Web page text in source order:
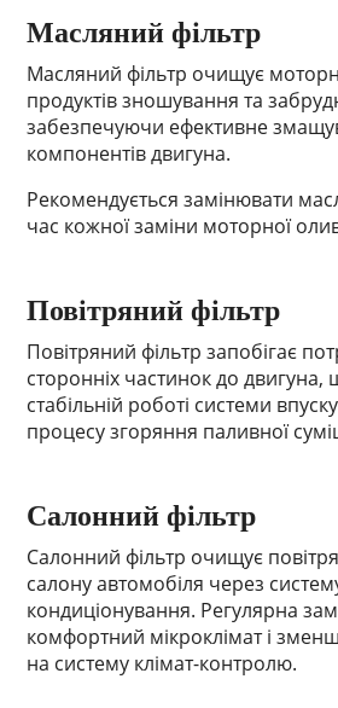
Масляний фільтр
Масляний фільтр очищує
продуктів зношування та
забезпечуючи ефективне
компонентів двигуна.
Рекомендується замінювати
час кожної заміни моторної
Повітряний фільтр
Повітряний фільтр запобігає
сторонніх частинок до двигуна,
стабільній роботі системи
процесу згоряння паливної
Салонний фільтр
Салонний фільтр очищує
салону автомобіля через
кондиціонування. Регулярна
комфортний мікроклімат і
на систему клімат-контролю.